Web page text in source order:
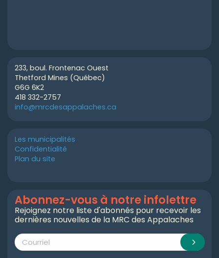
233, boul. Frontenac Ouest
Thetford Mines (Québec)
G6G 6K2
418 332-2757
info@mrcdesappalaches.ca
Les municipalités
Confidentialité
Plan du site
Abonnez-vous à notre infolettre
Rejoignez notre liste d'abonnés pour recevoir les
dernières nouvelles de la MRC des Appalaches